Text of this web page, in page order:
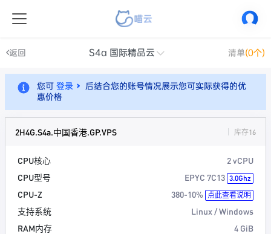
返回 S4a 国际精品云 清单(0个)
您可 登录
后结合您的账号情况展示您可实际获得的优
惠价格
2H4G.S4a.中国香港.GP.VPS 库存16
CPU核心
2 vCPU
CPU型号
EPYC 7C13 3.0Ghz
CPU-Z 380-10% 点此查看说明
支持系统
Linux / Windows
RAM内存
4 GiB